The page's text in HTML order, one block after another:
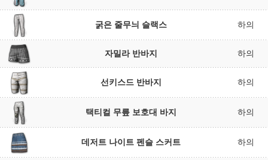
굵은 줄무늬 슬랙스 하의
자밀라 반바지 하의
선키스드 반바지 하의
택티컬 무릎 보호대 바지 하의
데저트 나이트 펜슬 스커트 하의